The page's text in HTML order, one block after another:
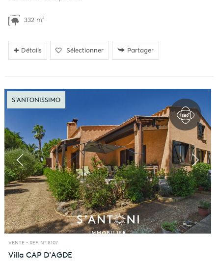
332 m²
Détails Sélectionner Partager
S'ANTONISSIMO
VENTE - REF. N° 8107
Villa CAP D'AGDE